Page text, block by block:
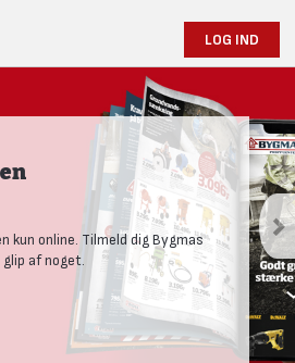
LOG IND
kun online. Tilmeld dig Bygmas
glip af noget.